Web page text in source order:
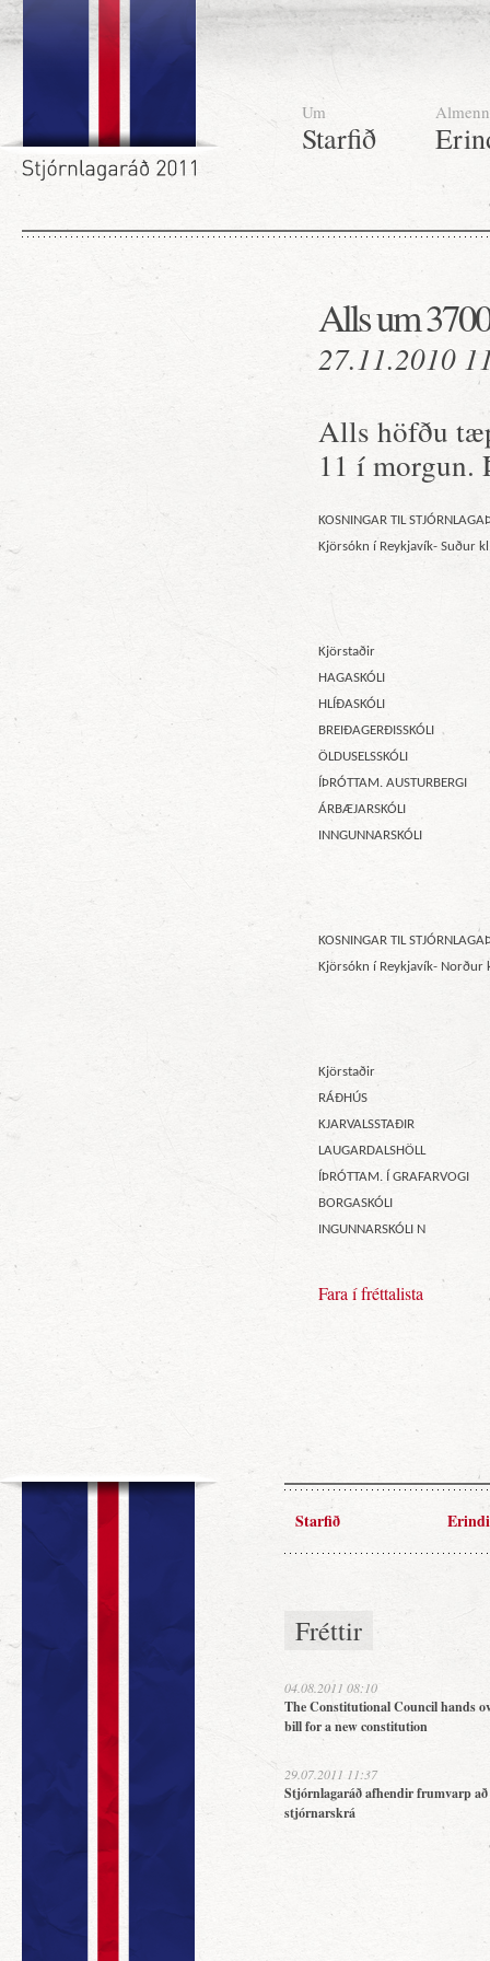
Um
Starfið
Almenn
Alls um
27.11.2010
Alls höfðu
11 í morgun.
KOSNINGAR TIL
Kjörsókn í Reykjavík- Suður
Kjörstaðir
HAGASKÓLI
HLÍÐASKÓLI
BREIÐAGERÐISSKÓLI
ÖLDUSELSSKÓLI
ÍÞRÓTTAM. AUSTURBERGI
ÁRBÆJARSKÓLI
INNGUNNARSKÓLI
KOSNINGAR TIL
Kjörsókn í Reykjavík- Norður
Kjörstaðir
RÁÐHÚS
KJARVALSSTAÐIR
LAUGARDALSHÖLL
ÍÞRÓTTAM. Í GRAFARVOGI
BORGASKÓLI
INGUNNARSKÓLI N
Fara í fréttalista
Starfið Erindi
Fréttir
04.08.2011 08:10
The Constitutional Council hands
bill for a new constitution
29.07.2011 11:37
Stjórnlagaráð afhendir frumvarp
stjórnarskrá